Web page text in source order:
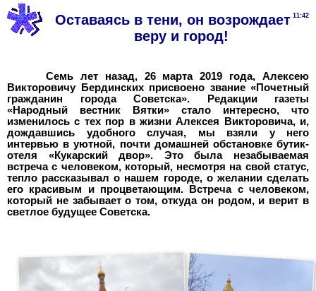
11:42
Оставаясь в тени, он возрождает
веру и город!
Семь лет назад, 26 марта 2019 года, Алексею
Викторовичу Бердинских присвоено звание «Почетный
гражданин города Советска». Редакции газеты
«Народный вестник Вятки» стало интересно, что
изменилось с тех пор в жизни Алексея Викторовича, и,
дождавшись удобного случая, мы взяли у него
интервью в уютной, почти домашней обстановке бутик-
отеля «Кукарский двор». Это была незабываемая
встреча с человеком, который, несмотря на свой статус,
тепло рассказывал о нашем городе, о желании сделать
его красивым и процветающим. Встреча с человеком,
который не забывает о том, откуда он родом, и верит в
светлое будущее Советска.